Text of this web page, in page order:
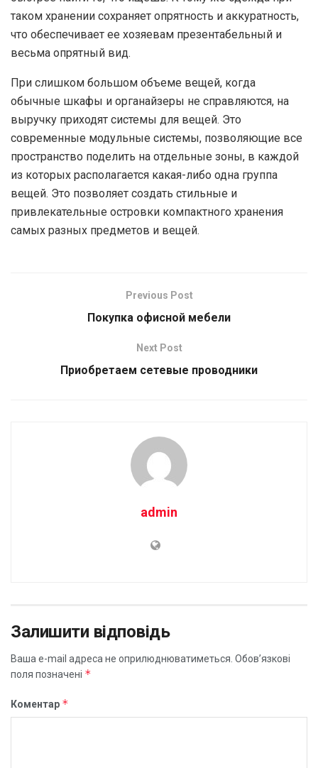
таком хранении сохраняет опрятность и аккуратность,
что обеспечивает ее хозяевам презентабельный и
весьма опрятный вид.
При слишком большом объеме вещей, когда
обычные шкафы и органайзеры не справляются, на
выручку приходят системы для вещей. Это
современные модульные системы, позволяющие все
пространство поделить на отдельные зоны, в каждой
из которых располагается какая-либо одна группа
вещей. Это позволяет создать стильные и
привлекательные островки компактного хранения
самых разных предметов и вещей.
Previous Post
Покупка офисной мебели
Next Post
Приобретаем сетевые проводники
admin
Залишити відповідь
Ваша e-mail адреса не оприлюднюватиметься. Обов’язкові
поля позначені *
Коментар *